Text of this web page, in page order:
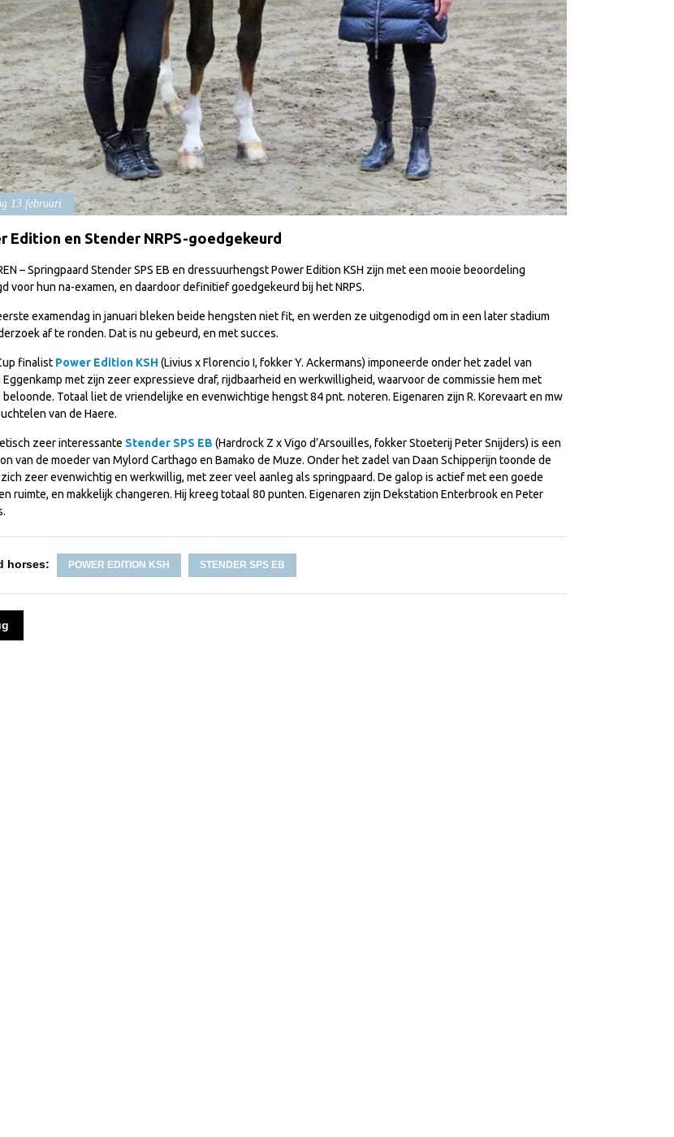
13 februari
Edition en Stender NRPS-goedgekeurd
– Springpaard Stender SPS EB en dressuurhengst Power Edition KSH zijn met een mooie beoordeling
voor hun na-examen, en daardoor definitief goedgekeurd bij het NRPS.
examendag in januari bleken beide hengsten niet fit, en werden ze uitgenodigd om in een later stadium
af te ronden. Dat is nu gebeurd, en met succes.
finalist Power Edition KSH (Livius x Florencio I, fokker Y. Ackermans) imponeerde onder het zadel van
Eggenkamp met zijn zeer expressieve draf, rijdbaarheid en werkwilligheid, waarvoor de commissie hem met
beloonde. Totaal liet de vriendelijke en evenwichtige hengst 84 pnt. noteren. Eigenaren zijn R. Korevaart en mw
van de Haere.
zeer interessante Stender SPS EB (Hardrock Z x Vigo d’Arsouilles, fokker Stoeterij Peter Snijders) is een
van de moeder van Mylord Carthago en Bamako de Muze. Onder het zadel van Daan Schipperijn toonde de
zeer evenwichtig en werkwillig, met zeer veel aanleg als springpaard. De galop is actief met een goede
ruimte, en makkelijk changeren. Hij kreeg totaal 80 punten. Eigenaren zijn Dekstation Enterbrook en Peter
horses: POWER EDITION KSH STENDER SPS EB